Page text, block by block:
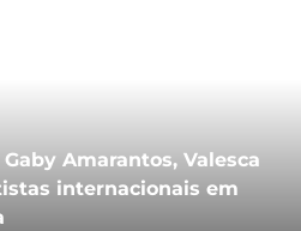
Amarantos, Valesca
internacionais em